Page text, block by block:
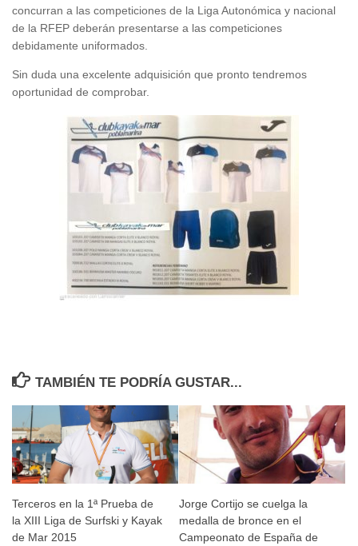
concurran a las competiciones de la Liga Autonómica y nacional
de la RFEP deberán presentarse a las competiciones
debidamente uniformados.
Sin duda una excelente adquisición que pronto tendremos
oportunidad de comprobar.
TAMBIÉN TE PODRÍA GUSTAR...
Terceros en la 1ª Prueba de
la XIII Liga de Surfski y Kayak
de Mar 2015
Jorge Cortijo se cuelga la
medalla de bronce en el
Campeonato de España de